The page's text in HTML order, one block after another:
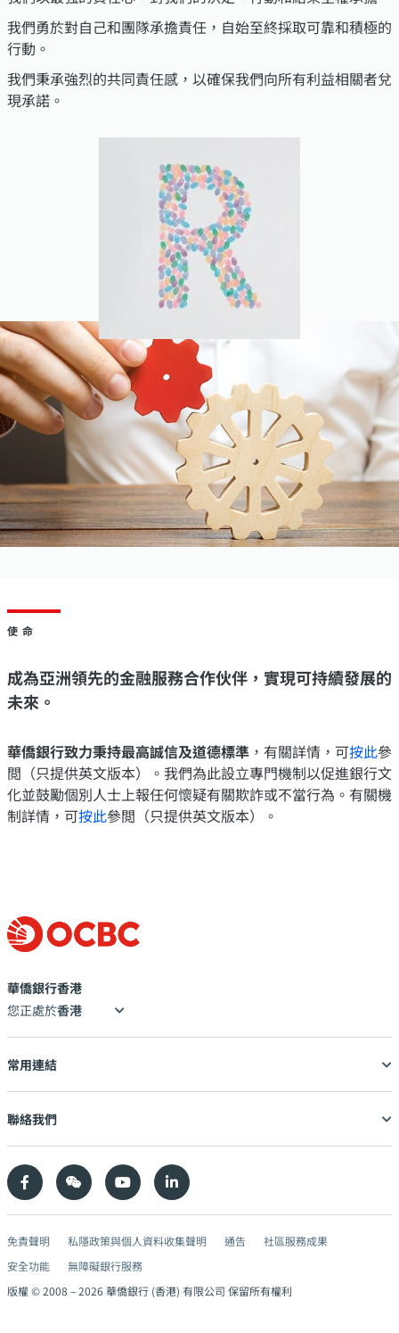
我們勇於對自己和團隊承擔責任，自始至終採取可靠和積極的
行動。
我們秉承強烈的共同責任感，以確保我們向所有利益相關者兌
現承諾。
使命
成為亞洲領先的金融服務合作伙伴，實現可持續發展的
未來。
華僑銀行致力秉持最高誠信及道德標準 ，有關詳情，可按此參
閲（只提供英文版本）。我們為此設立專門機制以促進銀行文
化並鼓勵個別人士上報任何懷疑有關欺詐或不當行為。有關機
制詳情，可按此參閲（只提供英文版本）。
華僑銀行香港
您正處於
常用連結
聯絡我們
免責聲明 私隱政策與個人資料收集聲明 通告
社區服務成果
安全功能
無障礙銀行服務
版權 © 2008 –2026 華僑銀行 (香港) 有限公司 保留所有權利